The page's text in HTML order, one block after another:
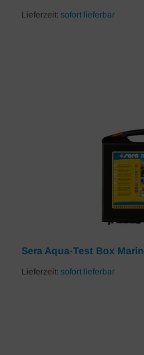
Lieferzeit: sofort lieferbar
Sera Aqua-Test Box Marin
Lieferzeit: sofort lieferbar